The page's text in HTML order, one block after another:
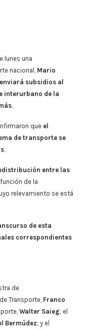
lunes una
nacional, Mario
subsidios al
interurbano de la
.
que el
de transporte se
.
entre las
función de la
relevamiento se está
de esta
correspondientes
de
Transporte, Franco
Walter Saieg; el
Bermúdez; y el